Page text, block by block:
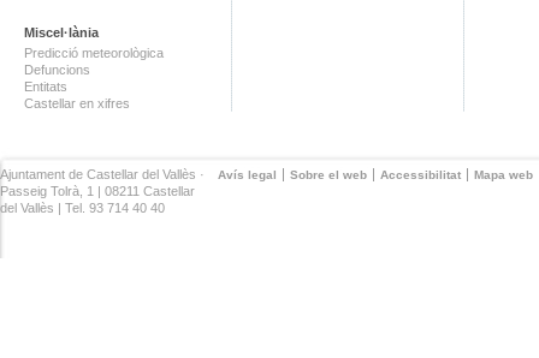
Miscel·lània
Predicció meteorològica
Defuncions
Entitats
Castellar en xifres
Avís legal Sobre el web Accessibilitat Mapa web
Ajuntament de Castellar del Vallès ·
Passeig Tolrà, 1 | 08211 Castellar
del Vallès | Tel. 93 714 40 40